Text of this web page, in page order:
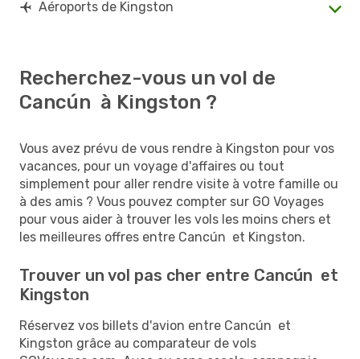
Aéroports de Kingston
Recherchez-vous un vol de
Cancún à Kingston ?
Vous avez prévu de vous rendre à Kingston pour vos
vacances, pour un voyage d'affaires ou tout
simplement pour aller rendre visite à votre famille ou
à des amis ? Vous pouvez compter sur GO Voyages
pour vous aider à trouver les vols les moins chers et
les meilleures offres entre Cancún et Kingston.
Trouver un vol pas cher entre Cancún et
Kingston
Réservez vos billets d'avion entre Cancún et
Kingston grâce au comparateur de vols